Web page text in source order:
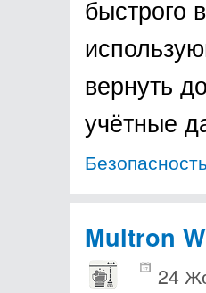
быстрого
вернуть
учётные
Multron
24